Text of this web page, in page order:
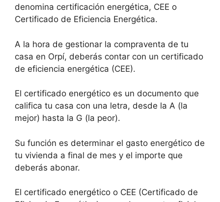
denomina certificación energética, CEE o
Certificado de Eficiencia Energética.
A la hora de gestionar la compraventa de tu
casa en Orpí, deberás contar con un certificado
de eficiencia energética (CEE).
El certificado energético es un documento que
califica tu casa con una letra, desde la A (la
mejor) hasta la G (la peor).
Su función es determinar el gasto energético de
tu vivienda a final de mes y el importe que
deberás abonar.
El certificado energético o CEE (Certificado de